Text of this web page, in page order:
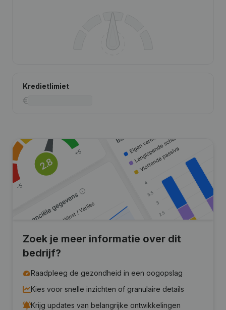
Kredietlimiet
Zoek je meer informatie over dit
bedrijf?
Raadpleeg de gezondheid in een oogopslag
Kies voor snelle inzichten of granulaire details
Krijg updates van belangrijke ontwikkelingen